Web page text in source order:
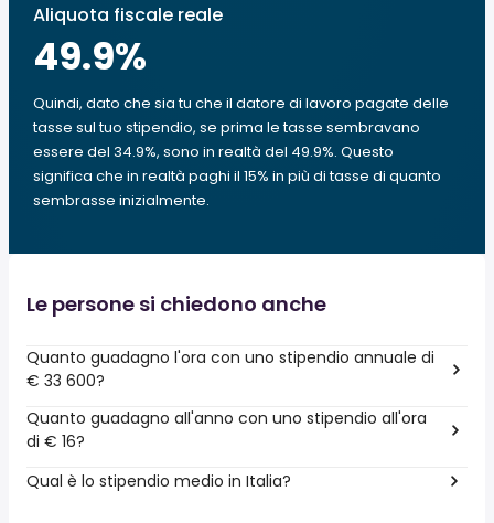
Aliquota fiscale reale
49.9%
Quindi, dato che sia tu che il datore di lavoro pagate delle
tasse sul tuo stipendio, se prima le tasse sembravano
essere del 34.9%, sono in realtà del 49.9%. Questo
significa che in realtà paghi il 15% in più di tasse di quanto
sembrasse inizialmente.
Le persone si chiedono anche
Quanto guadagno l'ora con uno stipendio annuale di
€ 33 600?
Quanto guadagno all'anno con uno stipendio all'ora
di € 16?
Qual è lo stipendio medio in Italia?